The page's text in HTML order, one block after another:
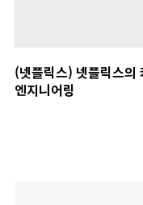
(넷플릭스) 넷플릭스의
엔지니어링